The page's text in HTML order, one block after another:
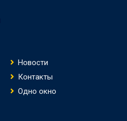
Новости
Контакты
Одно окно